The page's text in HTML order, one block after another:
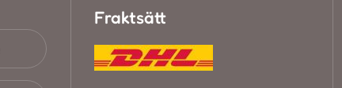
Fraktsätt